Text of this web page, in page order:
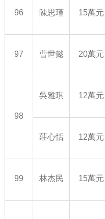
96 陳思瑾 15萬元
97 曹世懿 20萬元
98
吳雅琪 12萬元
莊心恬 12萬元
99 林杰民 15萬元